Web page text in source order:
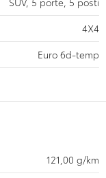
4X4
Euro 6d-temp
121,00 g/km